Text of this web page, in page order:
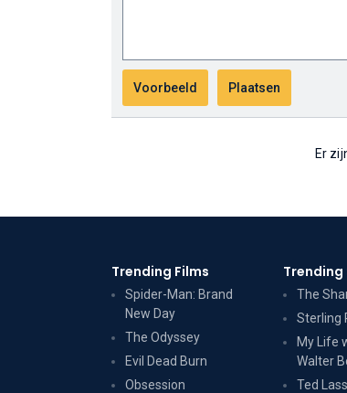
Er
Trending Films
Spider-Man: Brand
New Day
The Odyssey
Evil Dead Burn
Obsession
Trending
The
Sterling
My Life
Walter
Ted